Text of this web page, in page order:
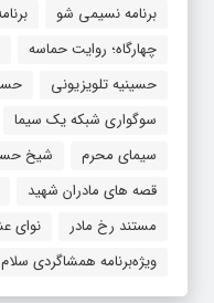
برنامه نسیمی شو
چهارگاه؛ روایت حماسه
حسینیه تلویزیونی
سوگواری شبکه یک سیما
سیمای محرم
شیخ
قصه های مادران شهید
مستند رخ مادر
نوای
ویژه‌برنامه همشاگردی سلام